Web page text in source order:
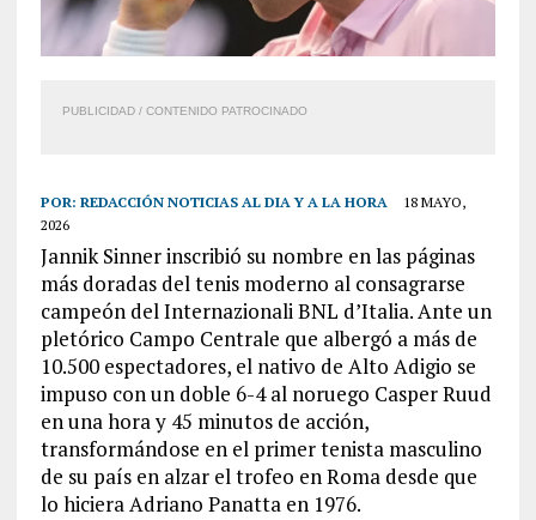
PUBLICIDAD / CONTENIDO PATROCINADO
POR: REDACCIÓN NOTICIAS AL DIA Y A LA HORA
18 MAYO,
2026
Jannik Sinner inscribió su nombre en las páginas
más doradas del tenis moderno al consagrarse
campeón del Internazionali BNL d’Italia. Ante un
pletórico Campo Centrale que albergó a más de
10.500 espectadores, el nativo de Alto Adigio se
impuso con un doble 6-4 al noruego Casper Ruud
en una hora y 45 minutos de acción,
transformándose en el primer tenista masculino
de su país en alzar el trofeo en Roma desde que
lo hiciera Adriano Panatta en 1976.